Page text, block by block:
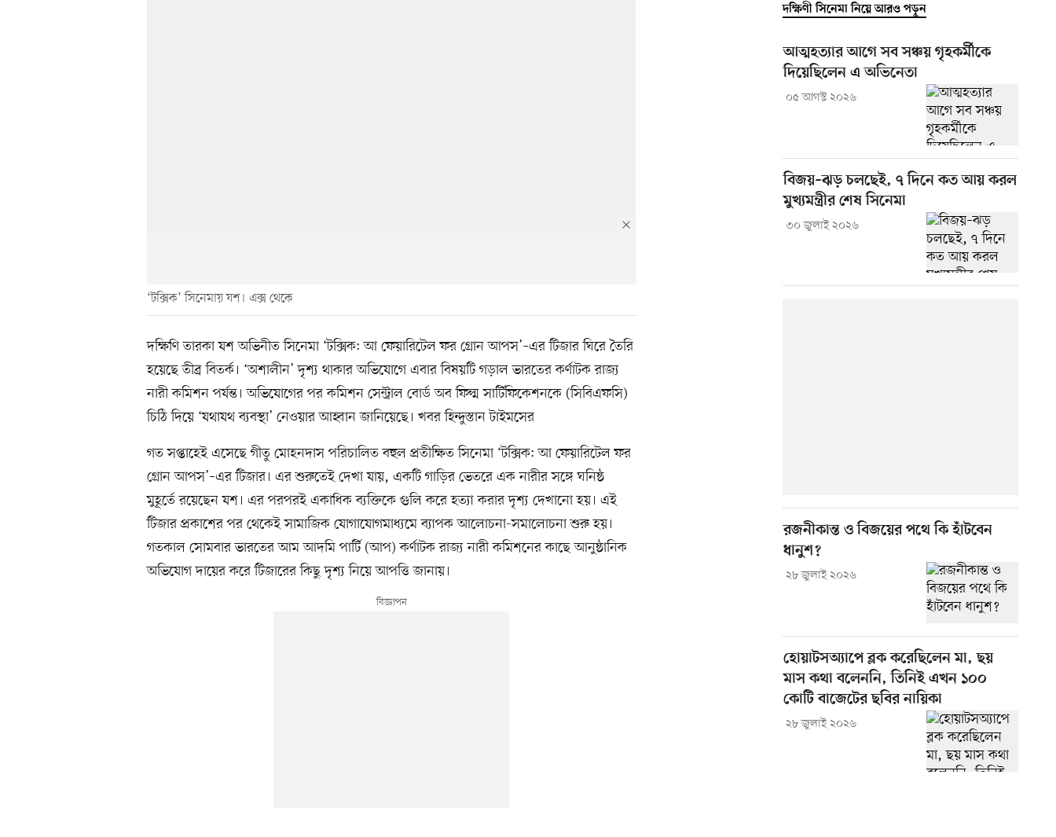
‘টক্সিক’ সিনেমায় যশ। এক্স থেকে
দক্ষিণি তারকা যশ অভিনীত সিনেমা ‘টক্সিক: আ ফেয়ারিটেল ফর গ্রোন আপস’–এর টিজার ঘিরে তৈরি
হয়েছে তীব্র বিতর্ক। ‘অশালীন’ দৃশ্য থাকার অভিযোগে এবার বিষয়টি গড়াল ভারতের কর্ণাটক রাজ্য
নারী কমিশন পর্যন্ত। অভিযোগের পর কমিশন সেন্ট্রাল বোর্ড অব ফিল্ম সার্টিফিকেশনকে (সিবিএফসি)
চিঠি দিয়ে ‘যথাযথ ব্যবস্থা’ নেওয়ার আহ্বান জানিয়েছে। খবর হিন্দুস্তান টাইমসের
গত সপ্তাহেই এসেছে গীতু মোহনদাস পরিচালিত বহুল প্রতীক্ষিত সিনেমা ‘টক্সিক: আ ফেয়ারিটেল ফর
গ্রোন আপস’–এর টিজার। এর শুরুতেই দেখা যায়, একটি গাড়ির ভেতরে এক নারীর সঙ্গে ঘনিষ্ঠ
মুহূর্তে রয়েছেন যশ। এর পরপরই একাধিক ব্যক্তিকে গুলি করে হত্যা করার দৃশ্য দেখানো হয়। এই
টিজার প্রকাশের পর থেকেই সামাজিক যোগাযোগমাধ্যমে ব্যাপক আলোচনা-সমালোচনা শুরু হয়।
গতকাল সোমবার ভারতের আম আদমি পার্টি (আপ) কর্ণাটক রাজ্য নারী কমিশনের কাছে আনুষ্ঠানিক
অভিযোগ দায়ের করে টিজারের কিছু দৃশ্য নিয়ে আপত্তি জানায়।
দক্ষিণী সিনেমা নিয়ে আরও পড়ুন
আত্মহত্যার আগে সব সঞ্চয় গৃহকর্মীকে
দিয়েছিলেন এ অভিনেতা
০৫ আগস্ট ২০২৬
বিজয়–ঝড় চলছেই, ৭ দিনে কত আয় করল
মুখ্যমন্ত্রীর শেষ সিনেমা
৩০ জুলাই ২০২৬
রজনীকান্ত ও বিজয়ের পথে কি হাঁটবেন
ধানুশ?
২৮ জুলাই ২০২৬
হোয়াটসঅ্যাপে ব্লক করেছিলেন মা, ছয়
মাস কথা বলেননি, তিনিই এখন ১০০
কোটি বাজেটের ছবির নায়িকা
২৮ জুলাই ২০২৬